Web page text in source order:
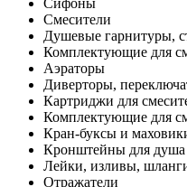
Сифоны
Смесители
Душевые гарнитуры,
Комплектующие для
Аэраторы
Диверторы,
Картриджи для
Комплектующие для
Кран-буксы и
Кронштейны для душа
Лейки, изливы,
Отражатели